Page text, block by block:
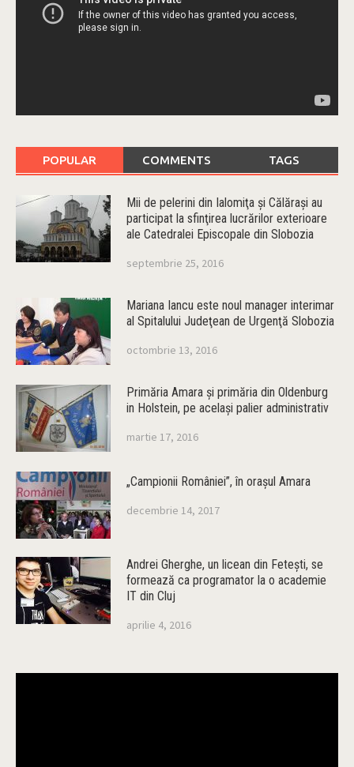
POPULAR COMMENTS TAGS
Mii de pelerini din Ialomiţa şi Călăraşi au
participat la sfinţirea lucrărilor exterioare
ale Catedralei Episcopale din Slobozia
septembrie 25, 2016
Mariana Iancu este noul manager interimar
al Spitalului Judeţean de Urgenţă Slobozia
octombrie 13, 2016
Primăria Amara şi primăria din Oldenburg
in Holstein, pe acelaşi palier administrativ
martie 17, 2016
„Campionii României”, în oraşul Amara
decembrie 14, 2017
Andrei Gherghe, un licean din Feteşti, se
formează ca programator la o academie
IT din Cluj
aprilie 4, 2016